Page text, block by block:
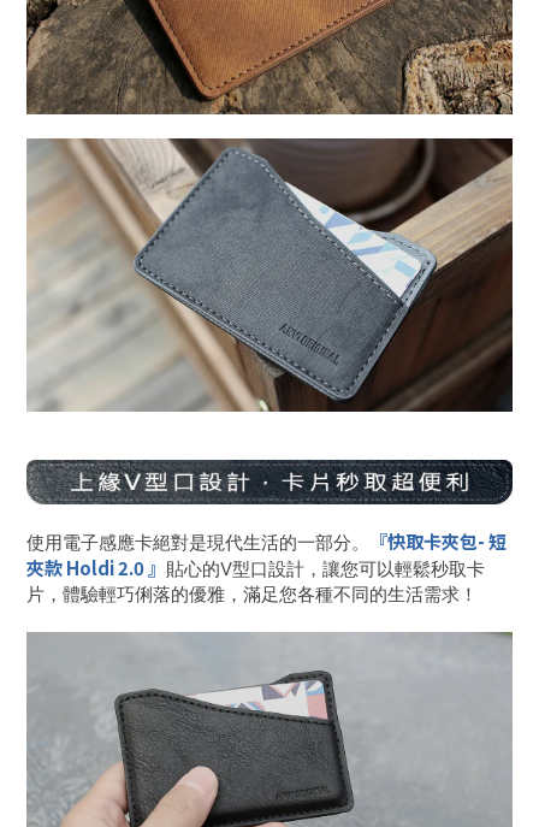
使用電子感應卡絕對是現代生活的一部分。 『快取卡夾包-短
夾款 Holdi 2.0 』 貼心的V型口設計，讓您可以輕鬆秒取卡
片，體驗輕巧俐落的優雅，滿足您各種不同的生活需求！